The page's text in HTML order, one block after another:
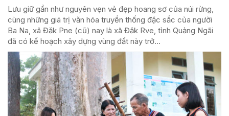
Lưu giữ gần như nguyên vẹn vẻ đẹp hoang sơ của núi rừng,
cùng những giá trị văn hóa truyền thống đặc sắc của người
Ba Na, xã Đăk Pne (cũ) nay là xã Đăk Rve, tỉnh Quảng Ngãi
đã có kế hoạch xây dựng vùng đất này trở...